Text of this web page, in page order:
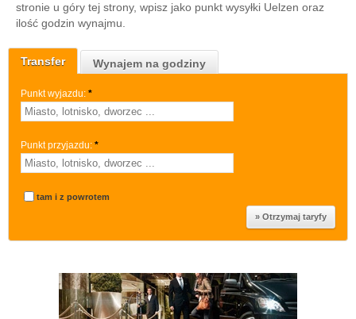
Transfer Wynajem na godziny
Punkt wyjazdu: *
Punkt przyjazdu: *
tam i z powrotem
stronie u góry tej strony, wpisz jako punkt wysyłki Uelzen oraz
ilość godzin wynajmu.